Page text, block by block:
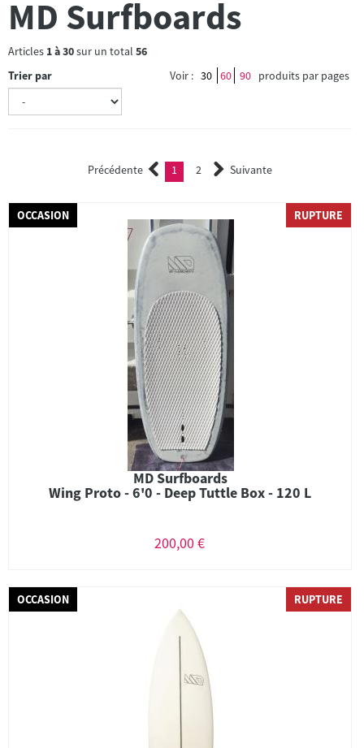
MD Surfboards
Articles 1à30sur un total 56
Trier par
Voir : 30 60 90 produits par pages
Précédente 1 (current)
2 Suivante
OCCASION RUPTURE
MD Surfboards
Wing Proto - 6'0 - Deep Tuttle Box - 120 L
200,00 €
OCCASION RUPTURE